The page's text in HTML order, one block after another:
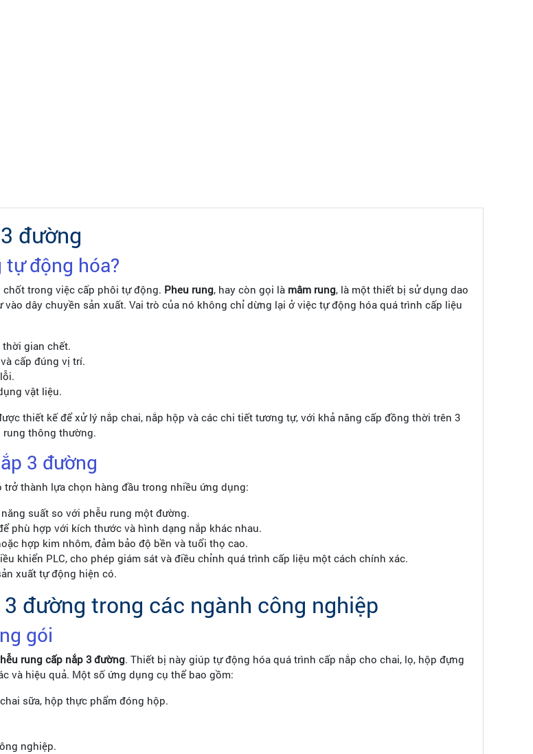
đường
động hóa?
trong việc cấp phôi tự động. Pheu rung, hay còn gọi là mâm rung, là một thiết bị sử dụng dao
dây chuyền sản xuất. Vai trò của nó không chỉ dừng lại ở việc tự động hóa quá trình cấp liệu
gian chết.
cấp đúng vị trí.
vật liệu.
thiết kế để xử lý nắp chai, nắp hộp và các chi tiết tương tự, với khả năng cấp đồng thời trên 3
rung thông thường.
3 đường
thành lựa chọn hàng đầu trong nhiều ứng dụng:
suất so với phễu rung một đường.
phù hợp với kích thước và hình dạng nắp khác nhau.
hợp kim nhôm, đảm bảo độ bền và tuổi thọ cao.
khiển PLC, cho phép giám sát và điều chỉnh quá trình cấp liệu một cách chính xác.
xuất tự động hiện có.
đường trong các ngành công nghiệp
gói
rung cấp nắp 3 đường. Thiết bị này giúp tự động hóa quá trình cấp nắp cho chai, lọ, hộp đựng
và hiệu quả. Một số ứng dụng cụ thể bao gồm:
sữa, hộp thực phẩm đóng hộp.
nghiệp.